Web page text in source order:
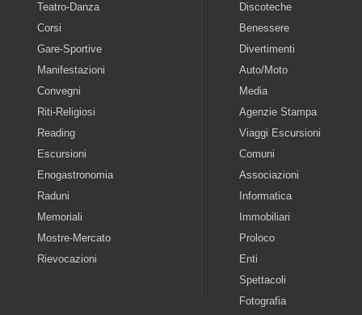
Teatro-Danza
Corsi
Gare-Sportive
Manifestazioni
Convegni
Riti-Religiosi
Reading
Escursioni
Enogastronomia
Raduni
Memoriali
Mostre-Mercato
Rievocazioni
Discoteche
Benessere
Divertimenti
Auto/Moto
Media
Agenzie Stampa
Viaggi Escursioni
Comuni
Associazioni
Informatica
Immobiliari
Proloco
Enti
Spettacoli
Fotografia